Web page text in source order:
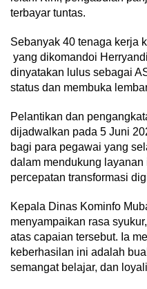
terbayar tuntas.
Sebanyak 40 tenaga kerja
yang dikomandoi
dinyatakan lulus sebagai
status dan membuka
Pelantikan dan
dijadwalkan pada 5 Juni
bagi para pegawai yang
dalam mendukung
percepatan transformasi
Kepala Dinas Kominfo
menyampaikan rasa
atas capaian tersebut. Ia
keberhasilan ini adalah
semangat belajar, dan